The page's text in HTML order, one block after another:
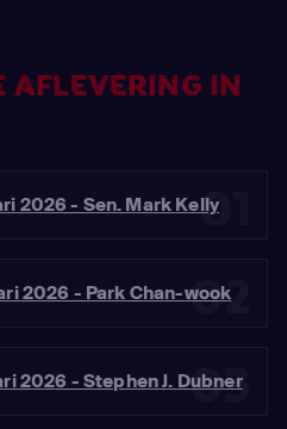
AFLEVERING IN
01
2026 - Sen. Mark Kelly
02
2026 - Park Chan-wook
03
2026 - Stephen J. Dubner